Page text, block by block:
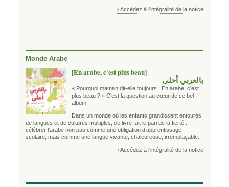
› Accédez à l'intégralité de la notice
Monde Arabe
[En arabe, c'est plus beau]
بالعربي أحلى
« Pourquoi maman dit-elle toujours : En arabe, c'est
plus beau ? » C'est la question au cœur de ce bel
album.
Dans un monde où les enfants grandissent entourés
de langues et de cultures multiples, ce livre fait le pari de la fierté :
célébrer l'arabe non pas comme une obligation d’apprentissage
scolaire, mais comme une langue vivante, chaleureuse, irremplaçable.
› Accédez à l'intégralité de la notice